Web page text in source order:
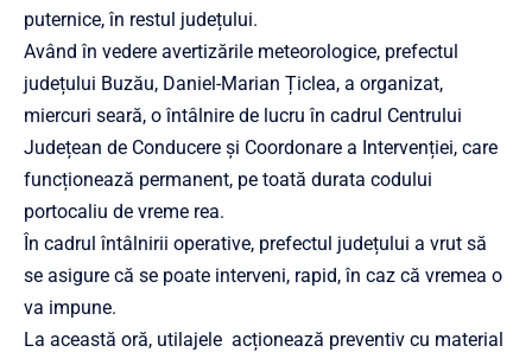
puternice, în restul județului.
Având în vedere avertizările meteorologice, prefectul
județului Buzău, Daniel-Marian Țiclea, a organizat,
miercuri seară, o întâlnire de lucru în cadrul Centrului
Județean de Conducere și Coordonare a Intervenției, care
funcționează permanent, pe toată durata codului
portocaliu de vreme rea.
În cadrul întâlnirii operative, prefectul județului a vrut să
se asigure că se poate interveni, rapid, în caz că vremea o
va impune.
La această oră, utilajele acționează preventiv cu material